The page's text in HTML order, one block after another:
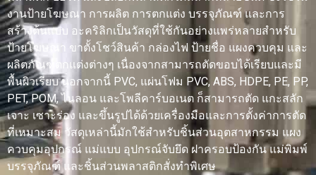
งานป้ายโฆษณา การผลิต การตกแต่ง บรรจุภัณฑ์ และการ
สร้างต้นแบบ อะคริลิกเป็นวัสดุที่ใช้กันอย่างแพร่หลายสำหรับ
ป้ายโฆษณา ขาตั้งโชว์สินค้า กล่องไฟ ป้ายชื่อ แผงควบคุม และ
ผลิตภัณฑ์ตกแต่งต่างๆ เนื่องจากสามารถตัดขอบได้เรียบและมี
พื้นผิวเรียบ นอกจากนี้ PVC, แผ่นโฟม PVC, ABS, HDPE, PE, PP,
PET, POM, ไนลอน และโพลีคาร์บอเนต ก็สามารถตัด แกะสลัก
เจาะ เซาะร่อง และขึ้นรูปได้ด้วยเครื่องมือและการตั้งค่าการตัด
ที่เหมาะสม วัสดุเหล่านี้มักใช้สำหรับชิ้นส่วนอุตสาหกรรม แผง
ควบคุมอุปกรณ์ แม่แบบ อุปกรณ์จับยึด ฝาครอบป้องกัน แม่พิมพ์
บรรจุภัณฑ์ และชิ้นส่วนพลาสติกสั่งทำพิเศษ